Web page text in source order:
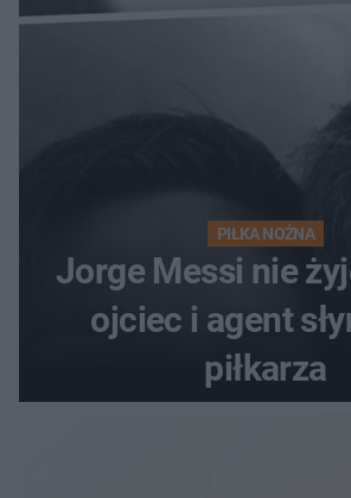
PIŁKA NOŻNA
Jorge Messi nie
ojciec i agent
piłkarza